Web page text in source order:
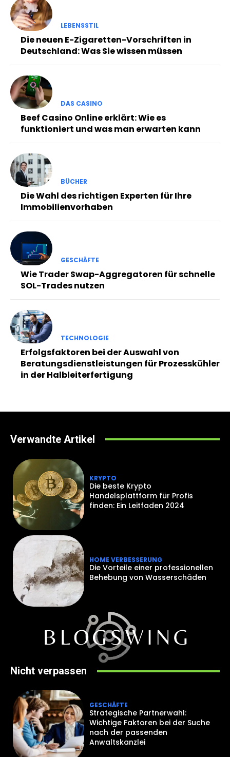
LEBENSSTIL
Die neuen E-Zigaretten-Vorschriften in
Deutschland: Was Sie wissen müssen
DAS CASINO
Beef Casino Online erklärt: Wie es
funktioniert und was man erwarten kann
BÜCHER
Die Wahl des richtigen Experten für Ihre
Immobilienvorhaben
GESCHÄFTE
Wie Trader Swap-Aggregatoren für schnelle
SOL-Trades nutzen
TECHNOLOGIE
Erfolgsfaktoren bei der Auswahl von
Beratungsdienstleistungen für Prozesskühler
in der Halbleiterfertigung
Verwandte Artikel
KRYPTO
Die beste Krypto
Handelsplattform für Profis
finden: Ein Leitfaden 2024
HOME VERBESSERUNG
Die Vorteile einer professionellen
Behebung von Wasserschäden
Nicht verpassen
GESCHÄFTE
Strategische Partnerwahl:
Wichtige Faktoren bei der Suche
nach der passenden
Anwaltskanzlei